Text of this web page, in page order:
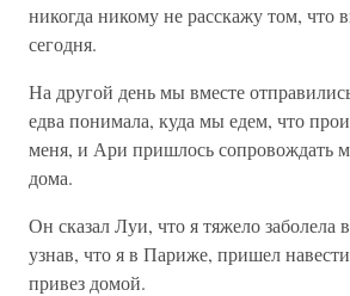
никогда никому не расскажу том, что
сегодня.
На другой день мы вместе
едва понимала, куда мы едем, что
меня, и Ари пришлось сопровождать
дома.
Он сказал Луи, что я тяжело заболела
узнав, что я в Париже, пришел
привез домой.